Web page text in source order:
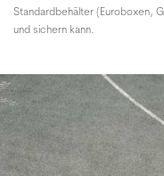
Standardbehälter (Euroboxen,
und sichern kann.